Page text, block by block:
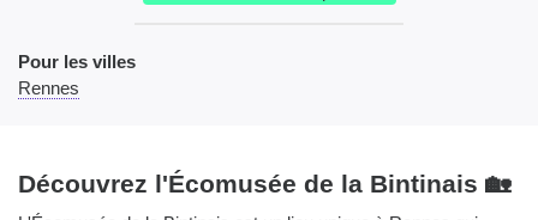
Pour les villes
Rennes
Découvrez l'Écomusée de la Bintinais 🏡